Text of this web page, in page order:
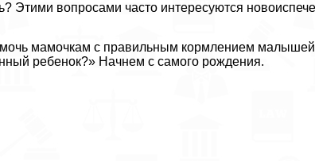
Этими вопросами часто интересуются
мамочкам с правильным кормлением малышей
ребенок?» Начнем с самого рождения.